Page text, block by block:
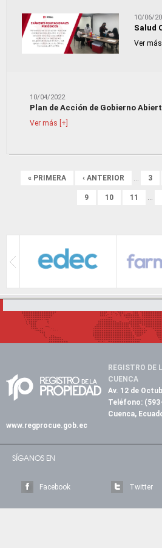
10/06/
Salud
Ver más
10/04/2022
Plan de Acción de Gobierno
Ver más [+]
Páginas« PRIMERA ‹ ANTERIOR … 3
9 10 11 …
REGISTRO DE
CUENCA
Av. 12 de
Teléfono:
Cuenca,
www.regprocue.gob.ec
SÍGANOS EN
Facebook Twitter